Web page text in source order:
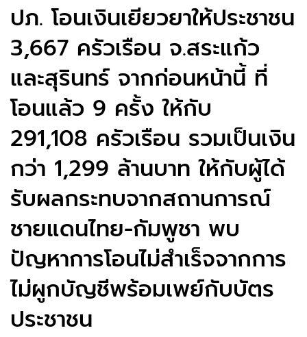
ปภ. โอนเงินเยียวยาให้ประชาชน
3,667 ครัวเรือน จ.สระแก้ว
และสุรินทร์ จากก่อนหน้านี้ ที่
โอนแล้ว 9 ครั้ง ให้กับ
291,108 ครัวเรือน รวมเป็นเงิน
กว่า 1,299 ล้านบาท ให้กับผู้ได้
รับผลกระทบจากสถานการณ์
ชายแดนไทย-กัมพูชา พบ
ปัญหาการโอนไม่สำเร็จจากการ
ไม่ผูกบัญชีพร้อมเพย์กับบัตร
ประชาชน